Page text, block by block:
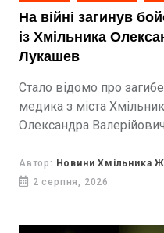
На війні загинув
із Хмільника
Лукашев
Стало відомо про
медика з міста
Олександра
безвісти.
Автор: Новини Хмільника
2 серпня, 2026